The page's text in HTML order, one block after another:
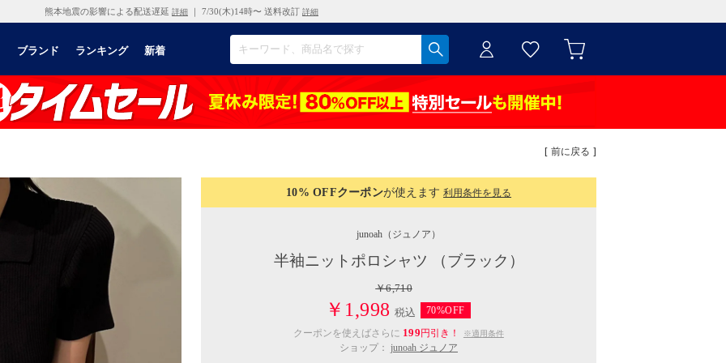
熊本地震の影響による配送遅延 詳細 ｜ 7/30(木)14時〜 送料改訂 詳細
ブランド ランキング 新着
[ 前に戻る ]
10% OFFクーポンが使えます 利用条件を見る
junoah （ジュノア）
半袖ニットポロシャツ （ブラック）
￥6,710
￥1,998 税込
70%OFF
クーポンを使えばさらに 199円引き！ ※適用条件
ショップ： junoah ジュノア